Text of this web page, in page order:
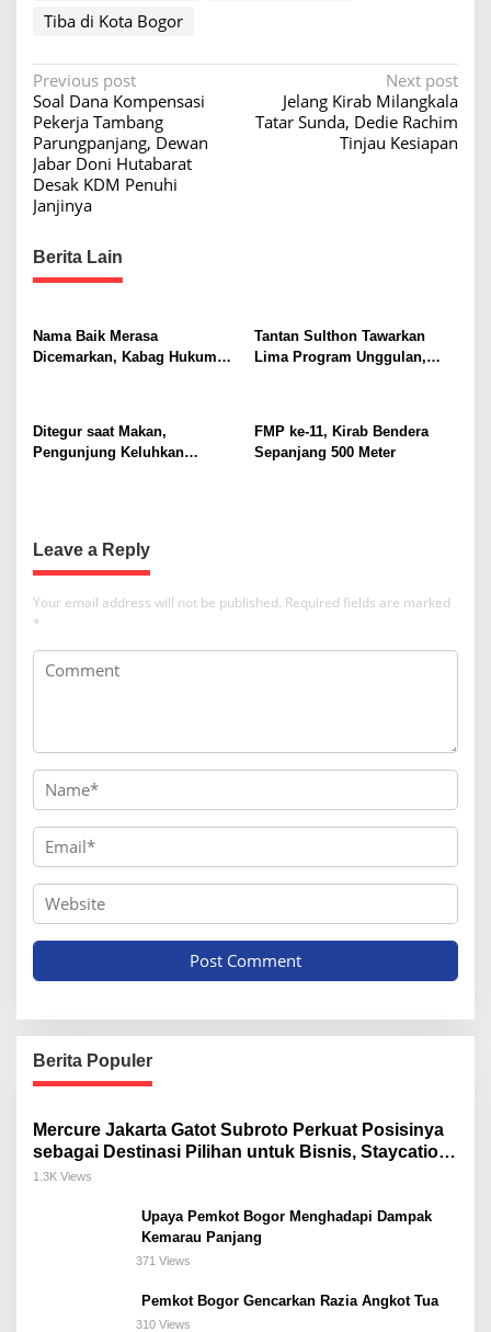
Tiba di Kota Bogor
P
o
s
t
n
v
g
a
i
o
Previous post
Soal Dana Kompensasi
Pekerja Tambang
Parungpanjang, Dewan
Jabar Doni Hutabarat
Desak KDM Penuhi
Janjinya
Next post
Jelang Kirab Milangkala
Tatar Sunda, Dedie Rachim
Tinjau Kesiapan
Berita Lain
Nama Baik Merasa
Dicemarkan, Kabag Hukum
Tantan Sulthon Tawarkan
Lima Program Unggulan,
Ditegur saat Makan,
Pengunjung Keluhkan
FMP ke-11, Kirab Bendera
Sepanjang 500 Meter
Leave a Reply
Your email address will not be published. Required fields are marked
*
Berita Populer
Mercure Jakarta Gatot Subroto Perkuat Posisinya
sebagai Destinasi Pilihan untuk Bisnis, Staycation,
Meeting, dan Kuliner di Jakarta Selatan
1.3K Views
Upaya Pemkot Bogor Menghadapi Dampak
Kemarau Panjang
371 Views
Pemkot Bogor Gencarkan Razia Angkot Tua
310 Views